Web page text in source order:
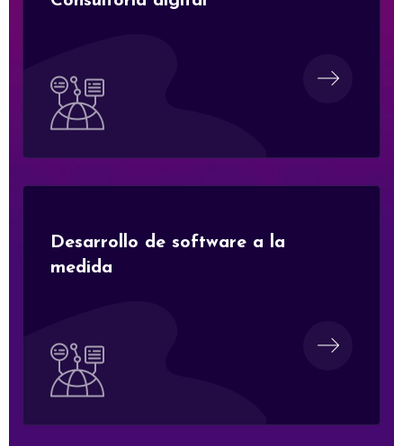
Desarrollo de software a la
medida